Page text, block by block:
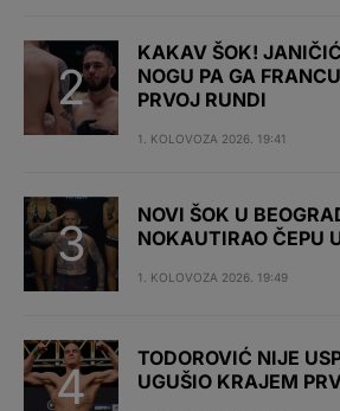
KAKAV ŠOK!
NOGU PA GA
PRVOJ RUNDI
1. KOLOVOZA 2026. 19:41
NOVI ŠOK U
NOKAUTIRAO ČEPU
1. KOLOVOZA 2026. 19:49
TODOROVIĆ NIJE
UGUŠIO KRAJEM